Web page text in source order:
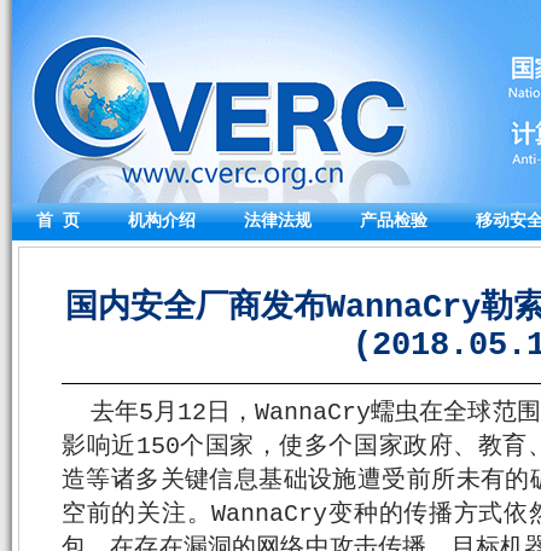
首 页 机构介绍 法律法规 产品检验 移动安
国内安全厂商发布WannaCry勒
去年5月12日，WannaCry蠕虫在全球范
影响近150个国家，使多个国家政府、教育
造等诸多关键信息基础设施遭受前所未有
空前的关注。WannaCry变种的传播方式